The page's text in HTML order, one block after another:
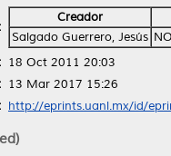
Creador
Salgado Guerrero, Jesús
18 Oct 2011 20:03
13 Mar 2017 15:26
http://eprints.uanl.mx/id/